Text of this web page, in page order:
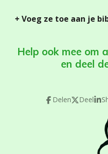
+ Voeg ze toe aan je
Help ook mee om
en deel
Delen Deel